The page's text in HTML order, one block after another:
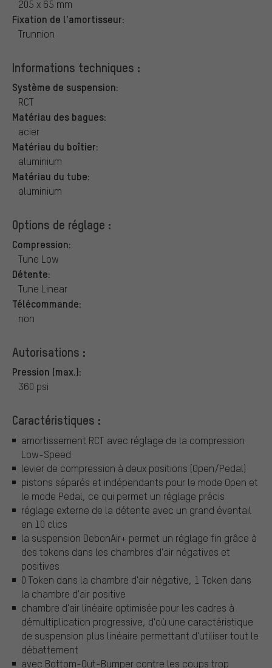
205 x 65 mm
Fixation de l'amortisseur:
Trunnion
Informations techniques :
Système de suspension:
RCT
Matériau des bagues:
acier
Matériau du boîtier:
aluminium
Matériau du tube:
aluminium
Options de réglage :
Compression:
Tune Low
Détente:
Tune Linear
Télécommande:
non
Autorisations :
Pression (max.):
360 psi
Caractéristiques :
amortissement RCT avec réglage de la compression
Low-Speed
levier de compression à deux positions (Open/Pedal)
pistons séparés et indépendants pour le mode Open et
le mode Pedal, ce qui permet un réglage précis
réglage externe de la détente avec un grand éventail
en 10 clics
la suspension DebonAir+ permet un réglage fin grâce à
des tokens dans les chambres d'air négatives et
positives
0 Token dans la chambre d'air négative, 1 Token dans
la chambre d'air positive
chambre d'air linéaire optimisée pour les cadres à
démultiplication progressive, d'où une caractéristique
de suspension plus linéaire permettant d'utiliser tout le
débattement
avec Bottom-Out-Bumper contre les coups trop